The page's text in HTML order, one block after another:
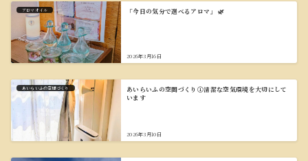
アロマオイル 「今日の気分で選べるアロマ」 🌿
2026年3月16日
あいらいふの空間づくり
あいらいふの空間づくり①清潔な空気環境を大切にして
います
2026年3月10日